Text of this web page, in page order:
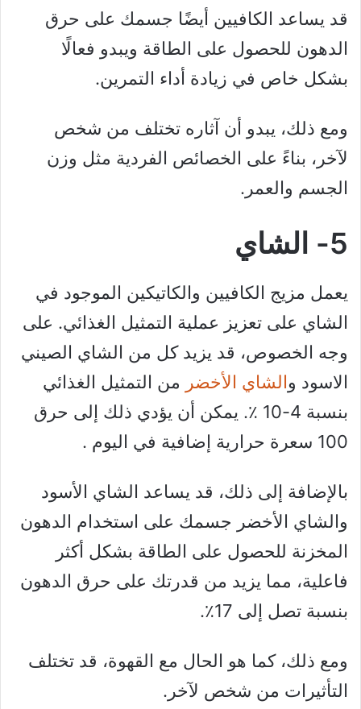
قد يساعد الكافيين أيضًا جسمك على حرق
الدهون للحصول على الطاقة ويبدو فعالًا
بشكل خاص في زيادة أداء التمرين.
ومع ذلك، يبدو أن آثاره تختلف من شخص
لآخر، بناءً على الخصائص الفردية مثل وزن
الجسم والعمر.
5- الشاي
يعمل مزيج الكافيين والكاتيكين الموجود في
الشاي على تعزيز عملية التمثيل الغذائي. على
وجه الخصوص، قد يزيد كل من الشاي الصيني
الاسود والشاي الأخضر من التمثيل الغذائي
بنسبة 4-10 ٪. يمكن أن يؤدي ذلك إلى حرق
100 سعرة حرارية إضافية في اليوم .
بالإضافة إلى ذلك، قد يساعد الشاي الأسود
والشاي الأخضر جسمك على استخدام الدهون
المخزنة للحصول على الطاقة بشكل أكثر
فاعلية، مما يزيد من قدرتك على حرق الدهون
بنسبة تصل إلى 17٪.
ومع ذلك، كما هو الحال مع القهوة، قد تختلف
التأثيرات من شخص لآخر.